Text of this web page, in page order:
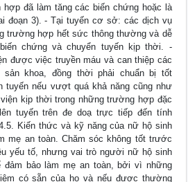
đã làm tăng các biến chứng hoặc là
đoạn 3). - Tại tuyến cơ sở: các dịch vụ
trường hợp hết sức thông thường và dễ
chứng và chuyển tuyến kịp thời. -
được việc truyền máu và can thiệp các
khoa, đồng thời phải chuẩn bị tốt
tuyến nếu vượt quá khả năng cũng như
kịp thời trong những trường hợp đặc
tuyến trên đe doạ trực tiếp đến tính
Kiến thức và kỹ năng của nữ hộ sinh
mẹ an toàn. Chăm sóc không tốt trước
yếu tố, nhưng vai trò người nữ hộ sinh
đảm bảo làm mẹ an toàn, bởi vì những
có sẵn của họ và nếu được thường